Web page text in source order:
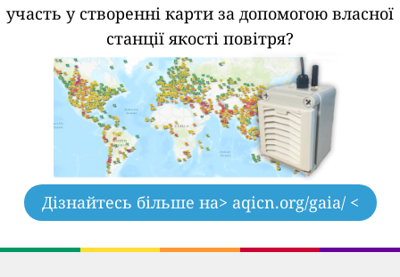
участь у створенні карти за допомогою власної
станції якості повітря?
Дізнайтесь більше на> aqicn.org/gaia/ <